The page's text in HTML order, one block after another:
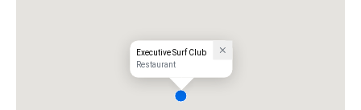
Executive Surf Club
Restaurant